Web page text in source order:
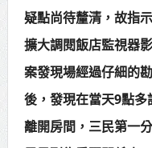
賴總統肯定
圍者 允諾完善
疑點尚待釐清，故指
擴大調閱飯店監視器
案發現場經過仔細的
後，發現在當天9點
離開房間，三民第一